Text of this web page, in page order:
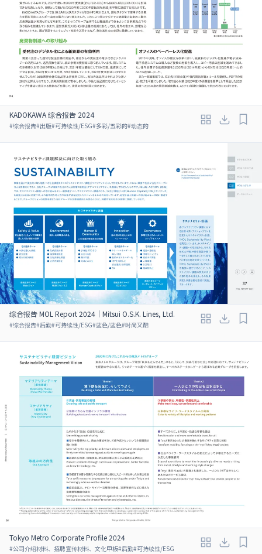
KADOKAWA 综合报告 2024
#综合报告#出版#可持续性/ESG#多彩/五彩的#动态的
综合报告 MOL Report 2024｜Mitsui O.S.K. Lines, Ltd.
#综合报告#后勤#可持续性/ESG#蓝色/蓝色#时尚又酷
Tokyo Metro Corporate Profile 2024
#公司介绍材料、招聘宣传材料、文化甲板#后勤#可持续性/ESG